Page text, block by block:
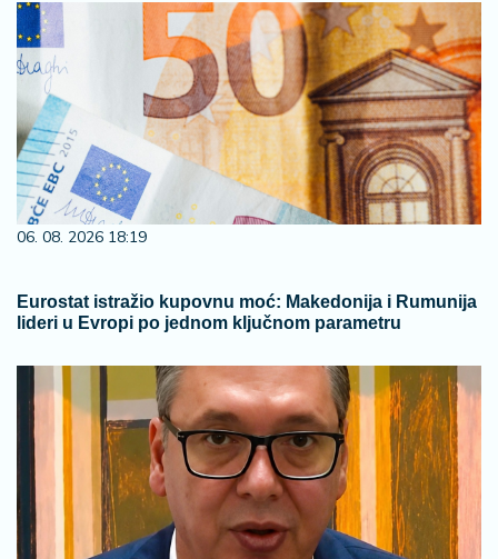
06. 08. 2026 18:19
Eurostat istražio kupovnu moć: Makedonija i Rumunija
lideri u Evropi po jednom ključnom parametru